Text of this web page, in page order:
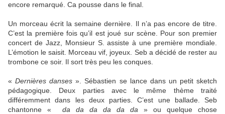
encore remarqué. Ca pousse dans le final.
Un morceau écrit la semaine dernière. Il n’a pas encore de titre.
C’est la première fois qu’il est joué sur scène. Pour son premier
concert de Jazz, Monsieur S. assiste à une première mondiale.
L’émotion le saisit. Morceau vif, joyeux. Seb a décidé de rester au
trombone ce soir. Il sort très peu les conques.
«Dernières danses ». Sébastien se lance dans un petit sketch
pédagogique. Deux parties avec le même thème traité
différemment dans les deux parties. C’est une ballade. Seb
chantonne « da da da da da da » ou quelque chose